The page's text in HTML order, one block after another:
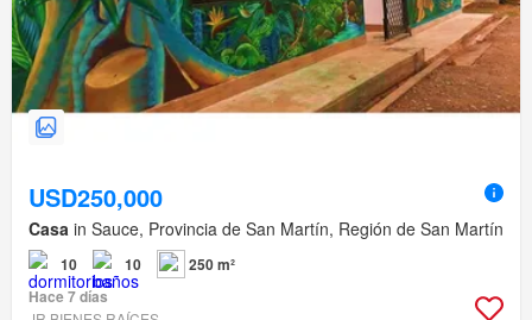
USD250,000
Casa in Sauce, Provincia de San Martín, Región de San Martín
10 10
250 m²
Hace 7 días